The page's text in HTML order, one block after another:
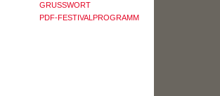
GRUSSWORT
PDF-FESTIVALPROGRAMM